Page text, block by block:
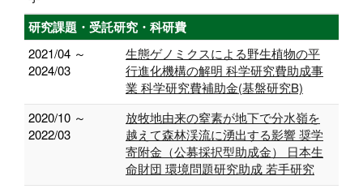
研究課題・受託研究・科研費
2021/04 ～
2024/03
生態ゲノミクスによる野生植物の平
行進化機構の解明 科学研究費助成事
業 科学研究費補助金(基盤研究B)
2020/10 ～
2022/03
放牧地由来の窒素が地下で分水嶺を
越えて森林渓流に湧出する影響 奨学
寄附金（公募採択型助成金） 日本生
命財団 環境問題研究助成 若手研究